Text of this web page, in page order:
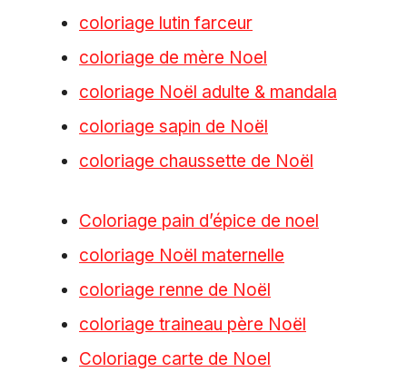
coloriage lutin farceur
coloriage de mère Noel
coloriage Noël adulte & mandala
coloriage sapin de Noël
coloriage chaussette de Noël
Coloriage pain d’épice de noel
coloriage Noël maternelle
coloriage renne de Noël
coloriage traineau père Noël
Coloriage carte de Noel